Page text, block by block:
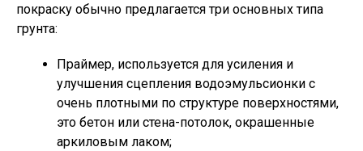
покраску обычно предлагается три основных типа
грунта:
Праймер, используется для усиления и
улучшения сцепления водоэмульсионки с
очень плотными по структуре поверхностями,
это бетон или стена-потолок, окрашенные
аркиловым лаком;